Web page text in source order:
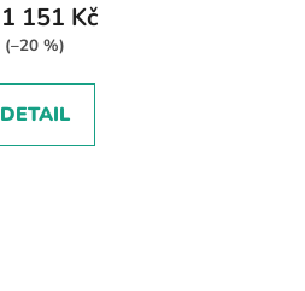
1 151 Kč
(–20 %)
DETAIL